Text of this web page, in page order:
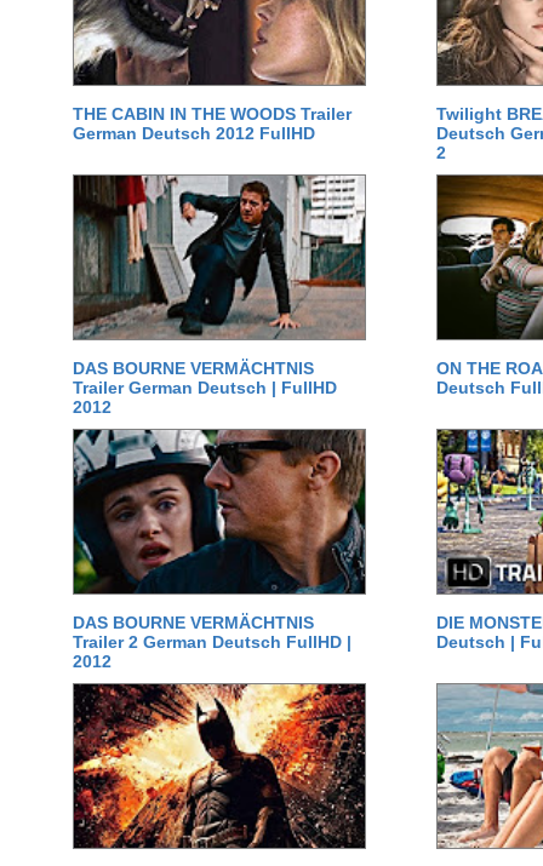
THE CABIN IN THE WOODS Trailer
German Deutsch 2012 FullHD
Twilight
Deutsch
2
DAS BOURNE VERMÄCHTNIS
Trailer German Deutsch | FullHD
2012
ON THE
Deutsch
DAS BOURNE VERMÄCHTNIS
Trailer 2 German Deutsch FullHD |
2012
DIE
Deutsch |